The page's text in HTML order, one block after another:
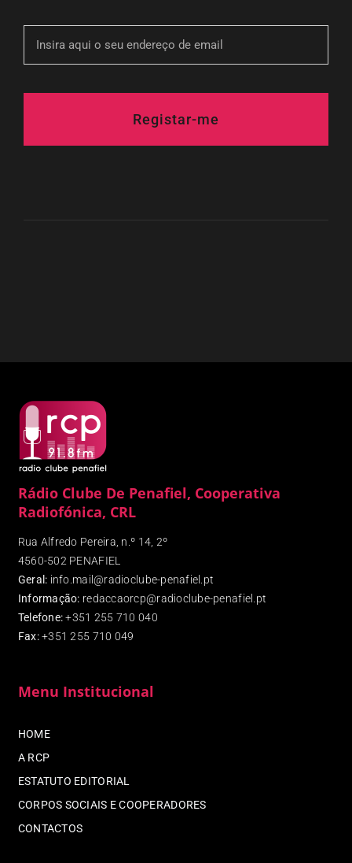
Registar-me
Rádio Clube De Penafiel, Cooperativa
Radiofónica, CRL
Rua Alfredo Pereira, n.º 14, 2º
4560-502 PENAFIEL
Geral: info.mail@radioclube-penafiel.pt
Informação: redaccaorcp@radioclube-penafiel.pt
Telefone: +351 255 710 040
Fax:+351 255 710 049
Menu Institucional
HOME
A RCP
ESTATUTO EDITORIAL
CORPOS SOCIAIS E COOPERADORES
CONTACTOS